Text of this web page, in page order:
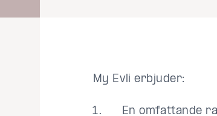
My Evli erbjuder:
En omfattande